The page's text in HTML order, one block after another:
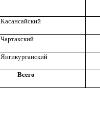
Касансайский
Чартакский
Янгикурганский
Всего